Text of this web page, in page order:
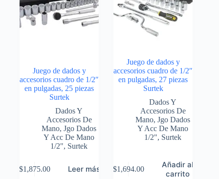
Juego de dados y
accesorios cuadro de 1/2″
en pulgadas, 25 piezas
Surtek
Dados Y
Accesorios De
Mano,Jgo Dados
Y Acc De Mano
1/2", Surtek
$1,875.00 Leer más
Juego de dados y
accesorios cuadro de 1/2″
en pulgadas, 27 piezas
Surtek
Dados Y
Accesorios De
Mano,Jgo Dados
Y Acc De Mano
1/2", Surtek
$1,694.00
Añadir al
carrito